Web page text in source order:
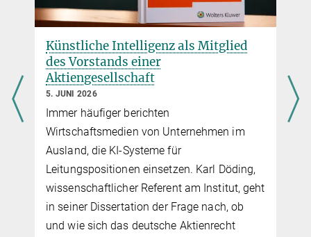
Künstliche Intelligenz als Mitglied
des Vorstands einer
Aktiengesellschaft
5. JUNI 2026
Immer häufiger berichten
Wirtschaftsmedien von Unternehmen im
Ausland, die KI-Systeme für
Leitungspositionen einsetzen. Karl Döding,
wissenschaftlicher Referent am Institut, geht
in seiner Dissertation der Frage nach, ob
und wie sich das deutsche Aktienrecht